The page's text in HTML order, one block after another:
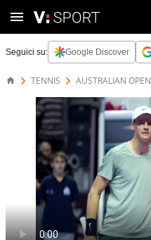
Seguici su: Google Discover
TENNIS AUSTRALIAN OPEN